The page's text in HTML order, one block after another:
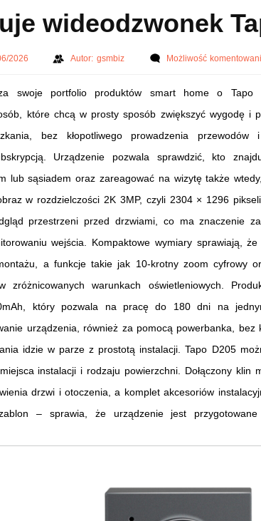
wideodzwonek
2026 Autor: gsmbiz Możliwość
swoje portfolio produktów smart home o Tapo
które chcą w prosty sposób zwiększyć wygodę i
bez kłopotliwego prowadzenia
Urządzenie pozwala sprawdzić, kto
lub sąsiadem oraz zareagować na wizytę także
w rozdzielczości 2K 3MP, czyli 2304 × 1296
przestrzeni przed drzwiami, co ma znaczenie
wejścia. Kompaktowe wymiary sprawiają,
a funkcje takie jak 10-krotny zoom cyfrowy
zróżnicowanych warunkach oświetleniowych.
który pozwala na pracę do 180 dni na
urządzenia, również za pomocą powerbanka, bez
idzie w parze z prostotą instalacji. Tapo D205
instalacji i rodzaju powierzchni. Dołączony klin
drzwi i otoczenia, a komplet akcesoriów
– sprawia, że urządzenie jest